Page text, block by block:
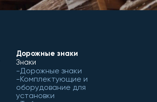
Дорожные знаки
Знаки
Дорожные знаки
Комплектующие и
оборудование для
установки